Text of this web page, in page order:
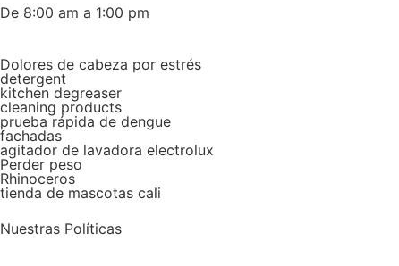
De 8:00 am a 1:00 pm
Dolores de cabeza por estrés
detergent
kitchen degreaser
cleaning products
prueba rápida de dengue
fachadas
agitador de lavadora electrolux
Perder peso
Rhinoceros
tienda de mascotas cali
Nuestras Políticas